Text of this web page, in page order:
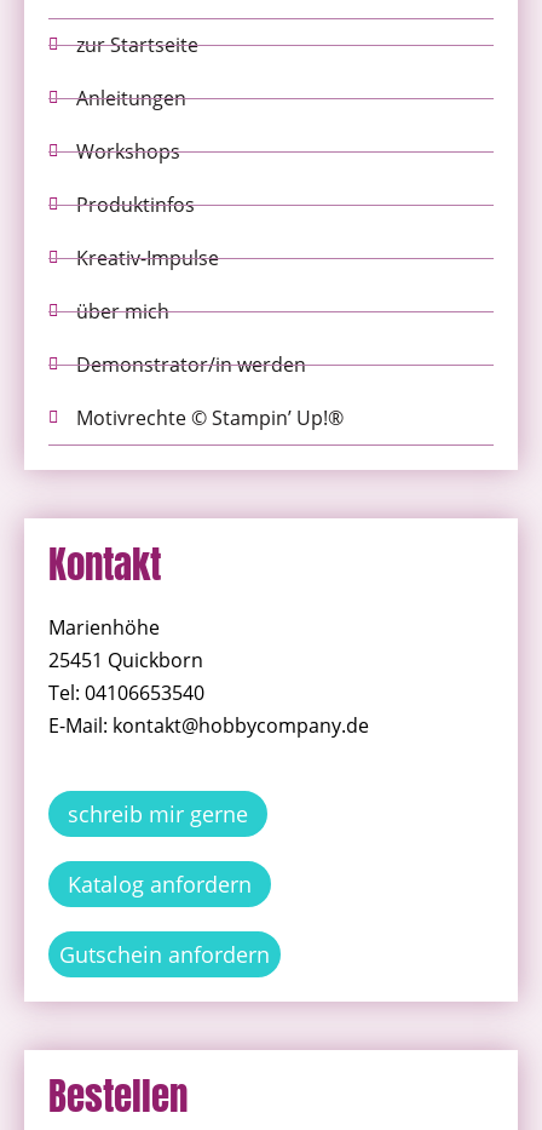
zur Startseite
Anleitungen
Workshops
Produktinfos
Kreativ-Impulse
über mich
Demonstrator/in werden
Motivrechte © Stampin’ Up!®
Kontakt
Marienhöhe
25451 Quickborn
Tel: 04106653540
E-Mail: kontakt@hobbycompany.de
schreib mir gerne
Katalog anfordern
Gutschein anfordern
Bestellen